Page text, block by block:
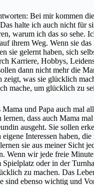
Bei mir kommen
halte ich auch nicht für
warum ich das so sehe.
ihrem Weg. Wenn sie das
sie gelernt haben, sich
Karriere, Hobbys,
dann nicht mehr die
zeigt, was sie glücklich
mache, um glücklich zu
Mama und Papa auch mal
lernen, dass auch Mama
ausgeht. Sie sollen
Interessen haben, die
sie aus meiner Sicht
Wenn wir jede freie
Spielplatz oder in der
zu machen. Das
sind ebenso wichtig und